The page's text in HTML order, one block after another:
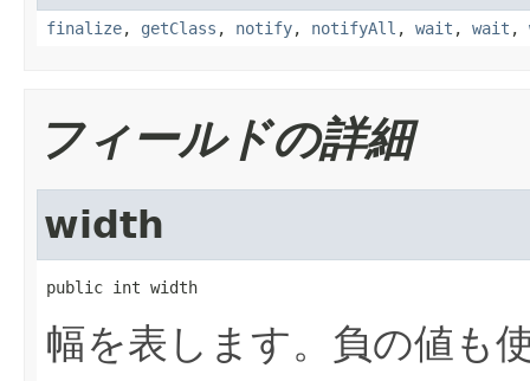
finalize, getClass , notify, notifyAll , wait , wait ,
フィールドの詳細
width
public int width
幅を表します。負の値も